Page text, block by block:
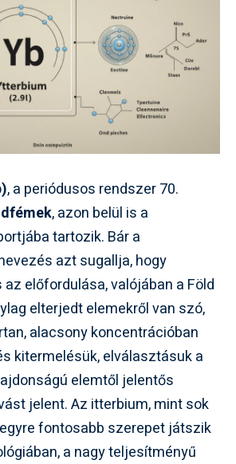
, a periódusos rendszer 70.
, azon belül is a
tartozik. Bár a
azt sugallja, hogy
előfordulása, valójában a Föld
elterjedt elemekről van szó,
alacsony koncentrációban
kitermelésük, elválasztásuk a
elemtől jelentős
jelent. Az itterbium, mint sok
fontosabb szerepet játszik
a nagy teljesítményű